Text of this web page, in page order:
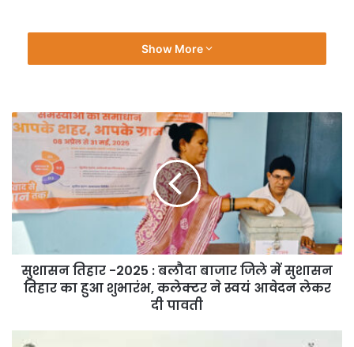
Show More
सुशासन तिहार -2025 : बलौदा बाजार जिले में सुशासन
तिहार का हुआ शुभारंभ, कलेक्टर ने स्वयं आवेदन लेकर
दी पावती